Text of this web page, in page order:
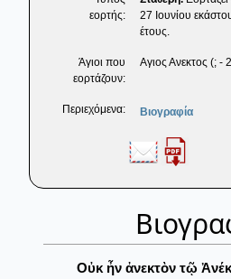
εορτής:
27 Ιουνίου
έτους.
Άγιοι που
εορτάζουν:
Αγιος Ανεκτος (; -
Περιεχόμενα: Βιογραφία
Οὐκ ἦν ἀνεκτὸν τῷ